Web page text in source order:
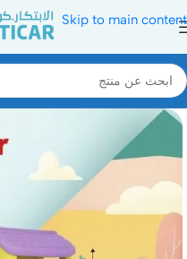
Skip to main content